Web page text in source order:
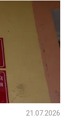
21.07.2026